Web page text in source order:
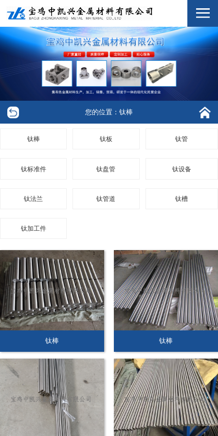
您的位置：钛棒
钛棒 钛板 钛管
钛标准件 钛盘管 钛设备
钛法兰 钛管道 钛槽
钛加工件
钛棒 钛棒